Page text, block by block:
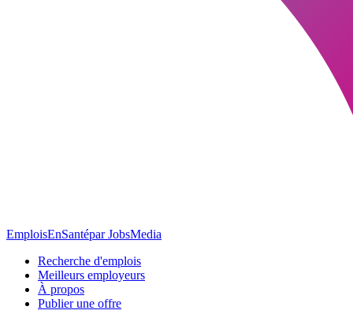
EmploisEnSantépar JobsMedia
Recherche d'emplois
Meilleurs employeurs
À propos
Publier une offre